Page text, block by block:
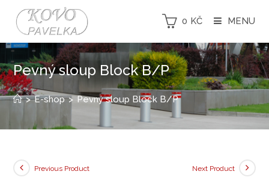
0 KČ MENU
Pevný sloup Block B/P
> E-shop > Pevný sloup Block B/P
Previous Product Next Product